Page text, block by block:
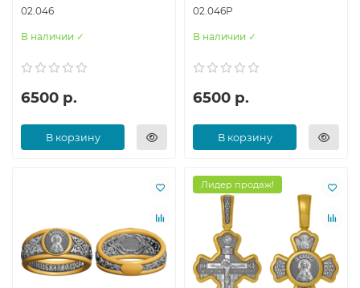
02.046
В наличии ✓
6500 р.
В корзину
02.046Р
В наличии ✓
6500 р.
В корзину
Лидер продаж!